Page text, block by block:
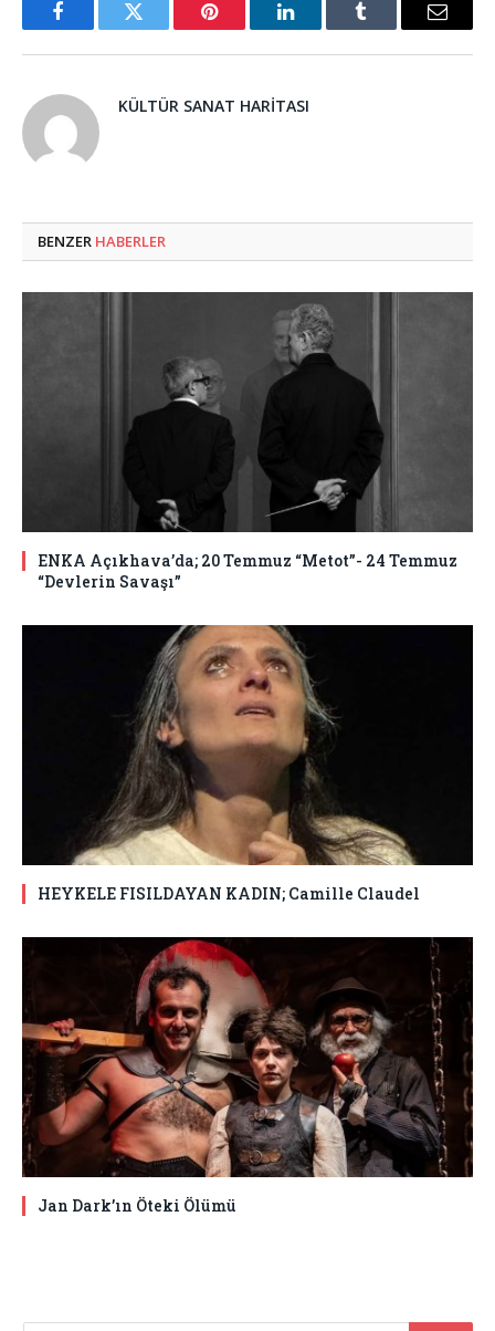
FacebookTwitter Pinterest LinkedInTumblr Email
KÜLTÜR SANAT HARITASI
BENZER HABERLER
ENKA Açıkhava’da; 20 Temmuz “Metot”- 24 Temmuz
“Devlerin Savaşı”
HEYKELE FISILDAYAN KADIN; Camille Claudel
Jan Dark’ın Öteki Ölümü